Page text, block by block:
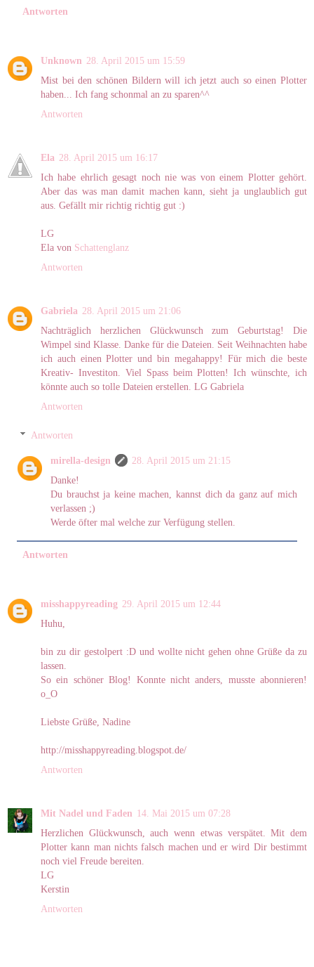
Antworten
Unknown 28. April 2015 um 15:59
Mist bei den schönen Bildern will ich jetzt auch so einen Plotter
haben... Ich fang schonmal an zu sparen^^
Antworten
Ela 28. April 2015 um 16:17
Ich habe ehrlich gesagt noch nie was von einem Plotter gehört.
Aber das was man damit machen kann, sieht ja unglaublich gut
aus. Gefällt mir richtig richtig gut :)
LG
Ela von Schattenglanz
Antworten
Gabriela 28. April 2015 um 21:06
Nachträglich herzlichen Glückwunsch zum Geburtstag! Die
Wimpel sind Klasse. Danke für die Dateien. Seit Weihnachten habe
ich auch einen Plotter und bin megahappy! Für mich die beste
Kreativ- Investiton. Viel Spass beim Plotten! Ich wünschte, ich
könnte auch so tolle Dateien erstellen. LG Gabriela
Antworten
Antworten
mirella-design
28. April 2015 um 21:15
Danke!
Du brauchst ja keine machen, kannst dich da ganz auf mich
verlassen ;)
Werde öfter mal welche zur Verfügung stellen.
Antworten
misshappyreading 29. April 2015 um 12:44
Huhu,
bin zu dir gestolpert :D und wollte nicht gehen ohne Grüße da zu
lassen.
So ein schöner Blog! Konnte nicht anders, musste abonnieren!
o_O
Liebste Grüße, Nadine
http://misshappyreading.blogspot.de/
Antworten
Mit Nadel und Faden 14. Mai 2015 um 07:28
Herzlichen Glückwunsch, auch wenn etwas verspätet. Mit dem
Plotter kann man nichts falsch machen und er wird Dir bestimmt
noch viel Freude bereiten.
LG
Kerstin
Antworten